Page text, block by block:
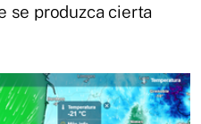
se produzca cierta